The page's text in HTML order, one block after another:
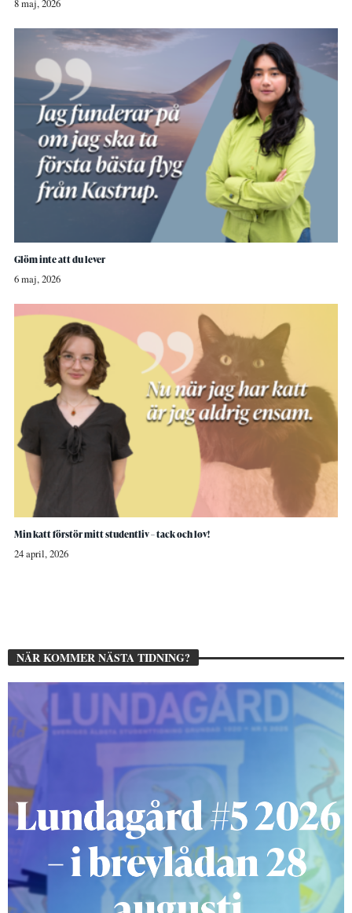
8 maj, 2026
Glöm inte att du lever
6 maj, 2026
Min katt förstör mitt studentliv – tack och lov!
24 april, 2026
NÄR KOMMER NÄSTA TIDNING?